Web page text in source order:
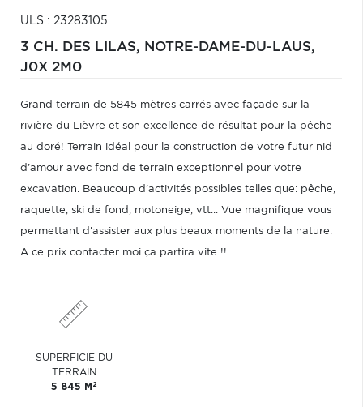
ULS : 23283105
3 CH. DES LILAS, NOTRE-DAME-DU-LAUS,
J0X 2M0
Grand terrain de 5845 mètres carrés avec façade sur la
rivière du Lièvre et son excellence de résultat pour la pêche
au doré! Terrain idéal pour la construction de votre futur nid
d'amour avec fond de terrain exceptionnel pour votre
excavation. Beaucoup d'activités possibles telles que: pêche,
raquette, ski de fond, motoneige, vtt... Vue magnifique vous
permettant d'assister aux plus beaux moments de la nature.
A ce prix contacter moi ça partira vite !!
SUPERFICIE DU
TERRAIN
5 845 M 2